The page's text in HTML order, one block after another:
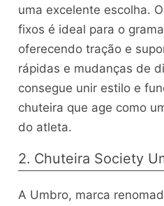
uma excelente escolha.
fixos é ideal para o
oferecendo tração e
rápidas e mudanças de
consegue unir estilo e
chuteira que age como
do atleta.
2. Chuteira Society
A Umbro, marca